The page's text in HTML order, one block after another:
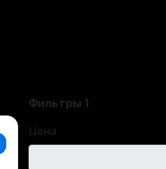
Фильтры 1
Цена